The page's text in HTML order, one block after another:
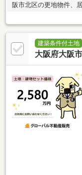
阪市北区の更地物件、
FP（ファイナンシャル
審査・手続きの進行サ
較）・税理士による税
介・引越し業者の優待
「その後の暮らし」ま
目指しています。
建築条件付土地
大阪府大阪